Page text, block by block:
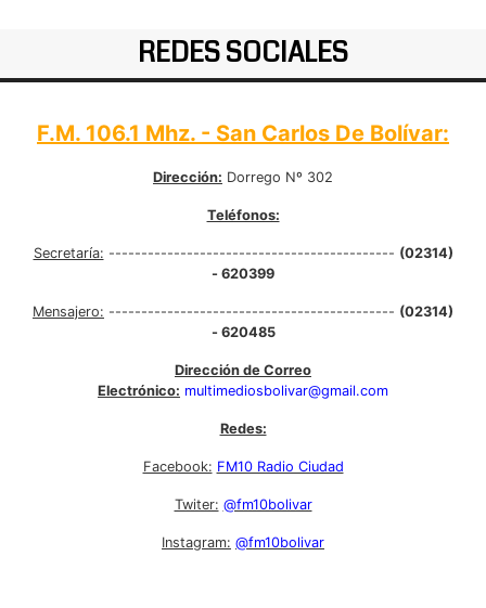
REDES SOCIALES
F.M. 106.1 Mhz. - San Carlos De Bolívar:
Dirección: Dorrego Nº 302
Teléfonos:
Secretaría: -------------------------------------------- (02314)
- 620399
Mensajero: -------------------------------------------- (02314)
- 620485
Dirección de Correo
Electrónico: multimediosbolivar@gmail.com
Redes:
Facebook: FM10 Radio Ciudad
Twiter: @fm10bolivar
Instagram: @fm10bolivar